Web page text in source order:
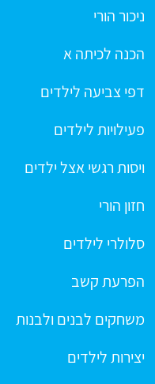
ניכור הורי
הכנה לכיתה א
דפי צביעה לילדים
פעילויות לילדים
ויסות רגשי אצל ילדים
חזון הורי
סלולרי לילדים
הפרעת קשב
משחקים לבנים ולבנות
יצירות לילדים